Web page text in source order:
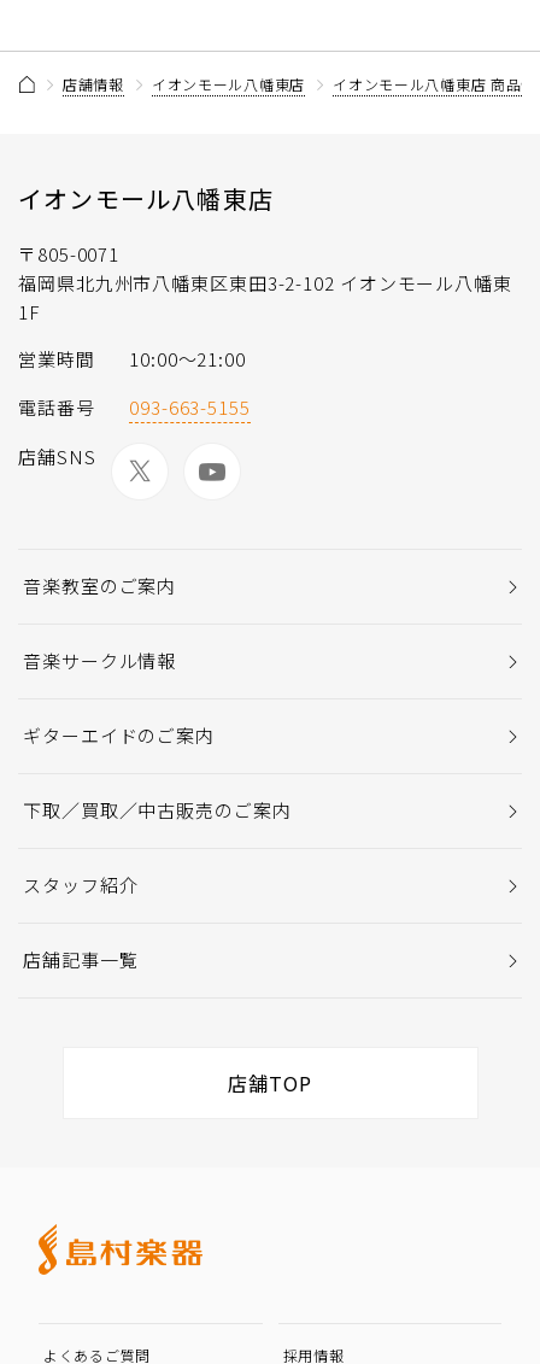
店舗情報 イオンモール八幡東店 イオンモール八幡東店 商品
イオンモール八幡東店
〒805-0071
福岡県北九州市八幡東区東田3-2-102 イオンモール八幡東
1F
営業時間
10:00〜21:00
電話番号
093-663-5155
店舗SNS
音楽教室のご案内
音楽サークル情報
ギターエイドのご案内
下取／買取／中古販売のご案内
スタッフ紹介
店舗記事一覧
店舗TOP
よくあるご質問 採用情報